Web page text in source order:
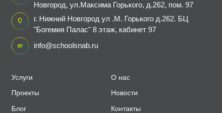
Услуги
Проекты
Блог
О нас
Новости
Контакты
Новгород, ул.Максима Горького, д.262, пом. 97
г. Нижний Новгород ул .М. Горького д.262. БЦ
"Богемия Палас" 8 этаж, кабинет 97
info@schoolsnab.ru